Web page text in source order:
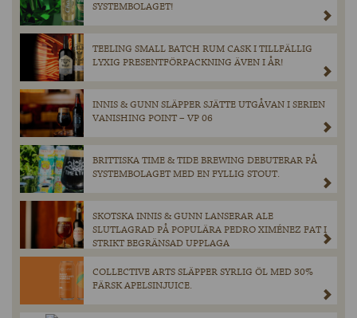
SYSTEMBOLAGET!
TEELING SMALL BATCH RUM CASK I TILLFÄLLIG
LYXIG PRESENTFÖRPACKNING ÄVEN I ÅR!
INNIS & GUNN SLÄPPER SJÄTTE UTGÅVAN I SERIEN
VANISHING POINT – VP 06
BRITTISKA TIME & TIDE BREWING DEBUTERAR PÅ
SYSTEMBOLAGET MED EN FYLLIG STOUT.
SKOTSKA INNIS & GUNN LANSERAR ALE
SLUTLAGRAD PÅ POPULÄRA PEDRO XIMÉNEZ FAT I
STRIKT BEGRÄNSAD UPPLAGA
COLLECTIVE ARTS SLÄPPER SYRLIG ÖL MED 30%
FÄRSK APELSINJUICE.